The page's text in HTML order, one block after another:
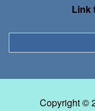
Link
Copyright ©